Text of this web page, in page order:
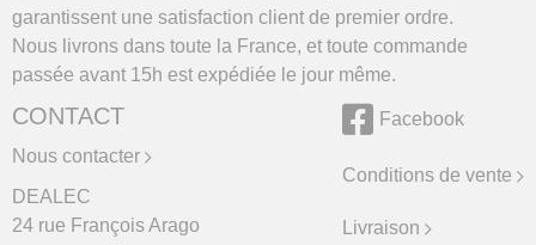
garantissent une satisfaction client de premier ordre.
Nous livrons dans toute la France, et toute commande
passée avant 15h est expédiée le jour même.
CONTACT
Nous contacter
DEALEC
24 rue François Arago
Facebook
Conditions de vente
Livraison